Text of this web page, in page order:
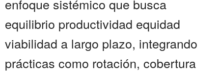
enfoque sistémico que busca
equilibrio productividad equidad
viabilidad a largo plazo, integrando
prácticas como rotación, cobertura